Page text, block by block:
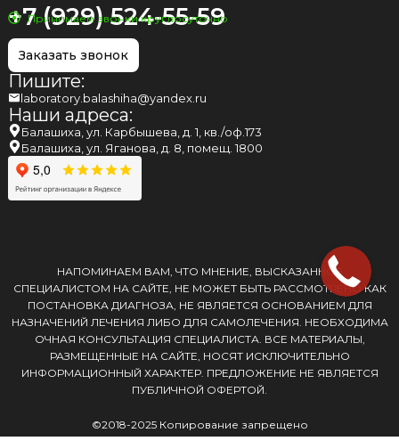
+7 (929) 524-55-59
Принимаем звонки круглосуточно
Заказать звонок
Пишите:
laboratory.balashiha@yandex.ru
Наши адреса:
Балашиха, ул. Карбышева, д. 1, кв./оф.173
Балашиха, ул. Яганова, д. 8, помещ. 1800
НАПОМИНАЕМ ВАМ, ЧТО МНЕНИЕ, ВЫСКАЗАННОЕ
СПЕЦИАЛИСТОМ НА САЙТЕ, НЕ МОЖЕТ БЫТЬ РАССМОТРЕНО КАК
ПОСТАНОВКА ДИАГНОЗА, НЕ ЯВЛЯЕТСЯ ОСНОВАНИЕМ ДЛЯ
НАЗНАЧЕНИЙ ЛЕЧЕНИЯ ЛИБО ДЛЯ САМОЛЕЧЕНИЯ. НЕОБХОДИМА
ОЧНАЯ КОНСУЛЬТАЦИЯ СПЕЦИАЛИСТА. ВСЕ МАТЕРИАЛЫ,
РАЗМЕЩЕННЫЕ НА САЙТЕ, НОСЯТ ИСКЛЮЧИТЕЛЬНО
ИНФОРМАЦИОННЫЙ ХАРАКТЕР. ПРЕДЛОЖЕНИЕ НЕ ЯВЛЯЕТСЯ
ПУБЛИЧНОЙ ОФЕРТОЙ.
©2018-2025 Копирование запрещено